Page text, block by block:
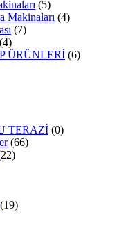
(5)
Makinaları (4)
(7)
(4)
ÜRÜNLERİ (6)
TERAZİ (0)
(66)
(19)